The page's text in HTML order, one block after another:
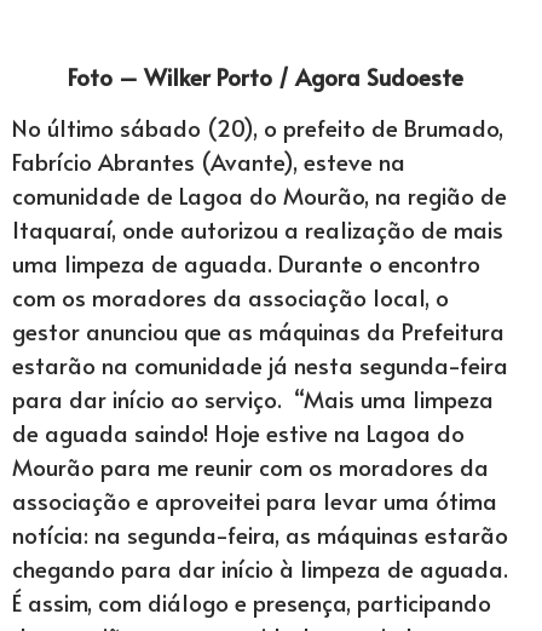
Foto – Wilker Porto / Agora Sudoeste
No último sábado (20), o prefeito de Brumado,
Fabrício Abrantes (Avante), esteve na
comunidade de Lagoa do Mourão, na região de
Itaquaraí, onde autorizou a realização de mais
uma limpeza de aguada. Durante o encontro
com os moradores da associação local, o
gestor anunciou que as máquinas da Prefeitura
estarão na comunidade já nesta segunda-feira
para dar início ao serviço. “Mais uma limpeza
de aguada saindo! Hoje estive na Lagoa do
Mourão para me reunir com os moradores da
associação e aproveitei para levar uma ótima
notícia: na segunda-feira, as máquinas estarão
chegando para dar início à limpeza de aguada.
É assim, com diálogo e presença, participando